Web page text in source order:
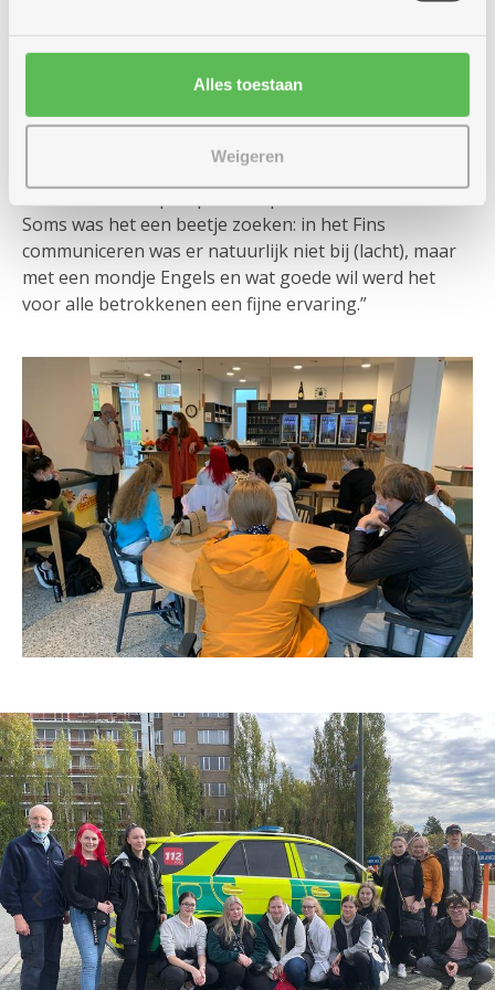
Alles toestaan
Weigeren
de cafetaria en in diverse zorgunits. Verpleegkundige
tevreden terug: “Echte zorgtaken konden we hen niet
toevertrouwen, omdat ze daarin nog niet volleerd
waren, maar de jongeren staken graag een handje
toe, zoals bij het opdienen van maaltijden en het
Soms was het een beetje zoeken: in het Fins
communiceren was er natuurlijk niet bij (lacht), maar
met een mondje Engels en wat goede wil werd het
voor alle betrokkenen een fijne ervaring.”
Previous Next